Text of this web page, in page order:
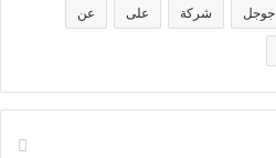
جوجل شركة على عن